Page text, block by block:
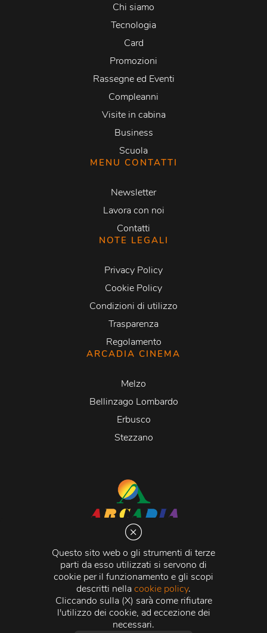
Questo sito web o gli strumenti di terze
parti da esso utilizzati si servono di
cookie per il funzionamento e gli scopi
descritti nellacookie policy.
Cliccando sulla (X) sarà come rifiutare
l'utilizzo dei cookie, ad eccezione dei
necessari.
Chi siamo
Tecnologia
Card
Promozioni
Rassegne ed Eventi
Compleanni
Visite in cabina
Business
Scuola
MENU CONTATTI
Newsletter
Lavora con noi
Contatti
NOTE LEGALI
Privacy Policy
Cookie Policy
Condizioni di utilizzo
Trasparenza
Regolamento
ARCADIA CINEMA
Melzo
Bellinzago Lombardo
Erbusco
Stezzano
Via Martiri della Libertà 20066 Melzo (MI)
C.C.I.A.A. - R.E.A di Milano n. 1427910
Registro delle Imprese di Milano n. 338392 -
Fiscale e Partita Iva11015840157 | Capitale Sociale
500.000,00 i.v.
Credits:Crea Informatica S.r.l. 2026 © Tutti i diritti
riservati.